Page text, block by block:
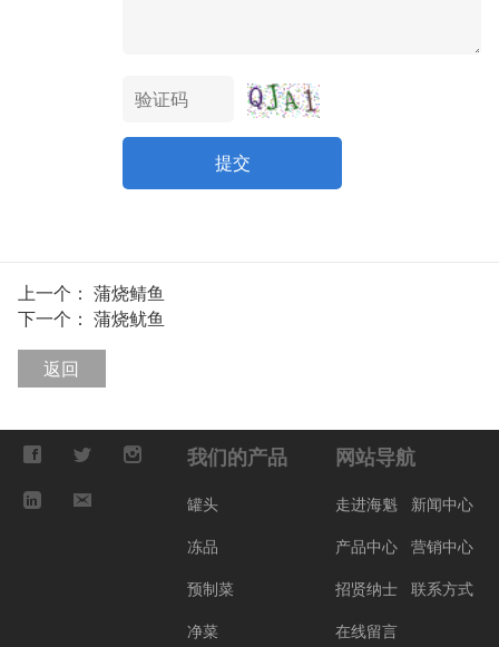
提交
上一个： 蒲烧鲭鱼
下一个： 蒲烧鱿鱼
返回
我们的产品
罐头
冻品
预制菜
净菜
网站导航
走进海魁
新闻中心
产品中心
营销中心
招贤纳士
联系方式
在线留言